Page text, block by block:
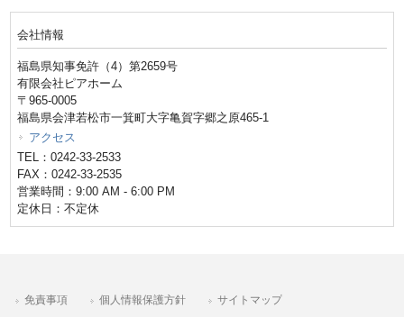
会社情報
福島県知事免許（4）第2659号
有限会社ピアホーム
〒965-0005
福島県会津若松市一箕町大字亀賀字郷之原465-1
アクセス
TEL：0242-33-2533
FAX：0242-33-2535
営業時間：9:00 AM - 6:00 PM
定休日：不定休
免責事項 個人情報保護方針 サイトマップ